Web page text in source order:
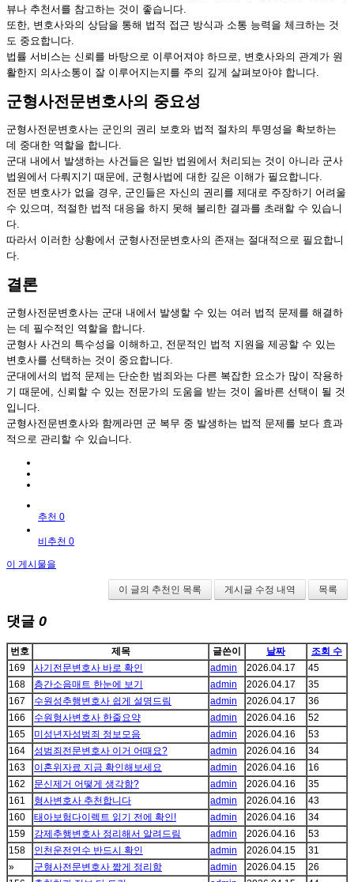
뷰나 추천서를 참고하는 것이 좋습니다.
또한, 변호사와의 상담을 통해 법적 접근 방식과 소통 능력을 체크하는 것
도 중요합니다.
법률 서비스는 신뢰를 바탕으로 이루어져야 하므로, 변호사와의 관계가 원
활한지 의사소통이 잘 이루어지는지를 주의 깊게 살펴보아야 합니다.
군형사전문변호사의 중요성
군형사전문변호사는 군인의 권리 보호와 법적 절차의 투명성을 확보하는
데 중대한 역할을 합니다.
군대 내에서 발생하는 사건들은 일반 법원에서 처리되는 것이 아니라 군사
법원에서 다뤄지기 때문에, 군형사법에 대한 깊은 이해가 필요합니다.
전문 변호사가 없을 경우, 군인들은 자신의 권리를 제대로 주장하기 어려울
수 있으며, 적절한 법적 대응을 하지 못해 불리한 결과를 초래할 수 있습니
다.
따라서 이러한 상황에서 군형사전문변호사의 존재는 절대적으로 필요합니
다.
결론
군형사전문변호사는 군대 내에서 발생할 수 있는 여러 법적 문제를 해결하
는 데 필수적인 역할을 합니다.
군형사 사건의 특수성을 이해하고, 전문적인 법적 지원을 제공할 수 있는
변호사를 선택하는 것이 중요합니다.
군대에서의 법적 문제는 단순한 범죄와는 다른 복잡한 요소가 많이 작용하
기 때문에, 신뢰할 수 있는 전문가의 도움을 받는 것이 올바른 선택이 될 것
입니다.
군형사전문변호사와 함께라면 군 복무 중 발생하는 법적 문제를 보다 효과
적으로 관리할 수 있습니다.
추천 0
비추천 0
이 게시물을
이 글의 추천인 목록 게시글 수정 내역 목록
댓글 0
번호 제목 글쓴이 날짜
조회 수
169
사기전문변호사 바로 확인 admin 2026.04.17
45
168
층간소음매트 한눈에 보기 admin 2026.04.17
35
167
수원성추행변호사 쉽게 설명드림 admin 2026.04.17
36
166
수원형사변호사 한줄요약 admin 2026.04.16
52
165
미성년자성범죄 정보모음 admin 2026.04.16
53
164
성범죄전문변호사 이거 어때요? admin 2026.04.16
34
163
이혼위자료 지금 확인해보세요 admin 2026.04.16
16
162
문신제거 어떻게 생각함? admin 2026.04.16
35
161
형사변호사 추천합니다 admin 2026.04.16
43
160
태아보험다이렉트 읽기 전에 확인! admin 2026.04.16
34
159
강제추행변호사 정리해서 알려드림 admin 2026.04.16
53
158
인천운전연수 반드시 확인 admin 2026.04.15
31
»
군형사전문변호사 짧게 정리함 admin 2026.04.15
26